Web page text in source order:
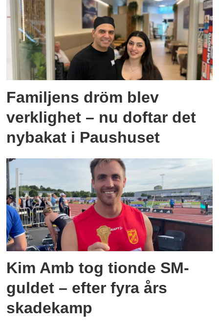
Familjens dröm blev
verklighet – nu doftar det
nybakat i Paushuset
Kim Amb tog tionde SM-
guldet – efter fyra års
skadekamp